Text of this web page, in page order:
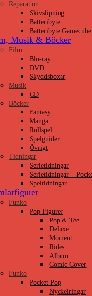
Reparation
Skivslipning
Batteribyte
Batteribyte Gamecube
Musik & Böcker
Film
Blu-ray
DVD
Skyddsboxar
Musik
CD
Böcker
Fantasy
Manga
Rollspel
Spelguider
Övrigt
Tidningar
Serietidningar
Serietidningar –
Speltidningar
Funko
Pop Figurer
Pop & Tee
Deluxe
Moment
Rides
Album
Comic Cover
Funko
Pocket Pop
Nyckelringar